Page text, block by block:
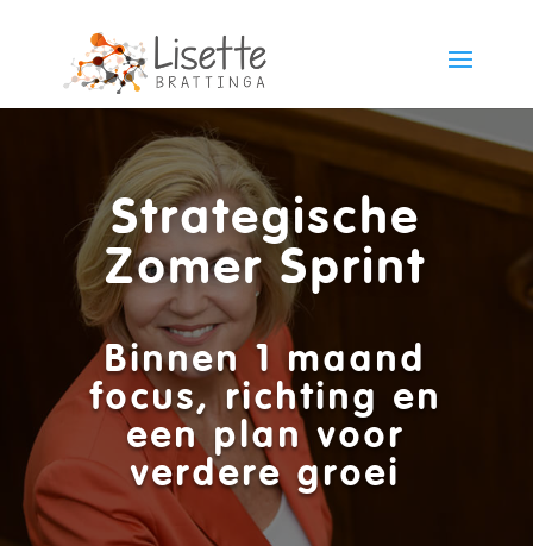
Strategische
Zomer Sprint
Binnen 1 maand
focus, richting en
een plan voor
verdere groei